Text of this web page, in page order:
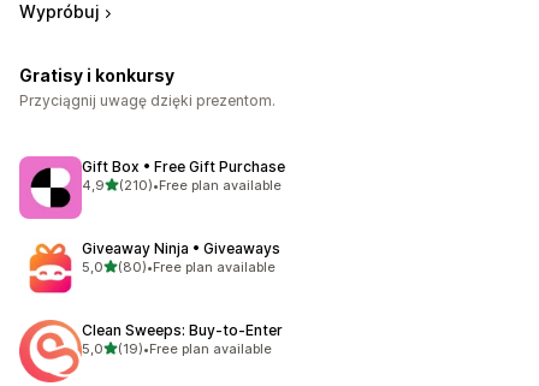
Wypróbuj
Gratisy i konkursy
Przyciągnij uwagę dzięki prezentom.
Gift Box • Free Gift Purchase
4,9na 5 gwiazdek
(210)
Łączna liczba recenzji: 210
•Free plan available
Giveaway Ninja • Giveaways
5,0na 5 gwiazdek
(80)
Łączna liczba recenzji: 80
•Free plan available
Clean Sweeps: Buy‑to‑Enter
5,0na 5 gwiazdek
(19)
Łączna liczba recenzji: 19
•Free plan available